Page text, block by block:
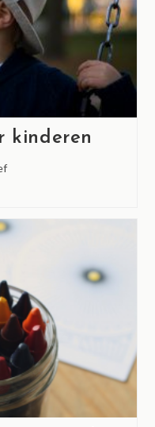
kinderen